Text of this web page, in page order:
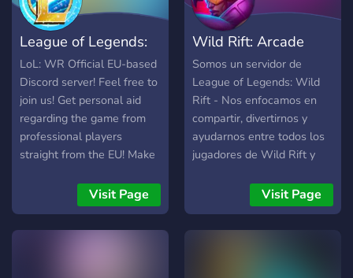
League of Legends:
Wild Rift
LoL: WR Official EU-based
Discord server! Feel free to
join us! Get personal aid
regarding the game from
professional players
straight from the EU! Make
together! Climb to
Challenger together!
Visit Page
Wild Rift: Arcade
Bandits
Somos un servidor de
League of Legends: Wild
Rift - Nos enfocamos en
compartir, divertirnos y
ayudarnos entre todos los
jugadores de Wild Rift y
sorteos, concursos y
Visit Page